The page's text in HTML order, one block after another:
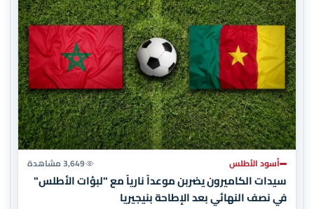
أسود الأطلس 3,649 مشاهدة
سيدات الكاميرون يضربن موعداً نارياً مع "لبؤات الأطلس"
في نصف النهائي بعد الإطاحة بنيجيريا